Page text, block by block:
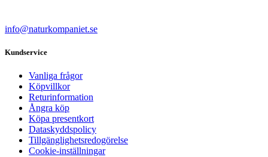
info@naturkompaniet.se
Kundservice
Vanliga frågor
Köpvillkor
Returinformation
Ångra köp
Köpa presentkort
Dataskyddspolicy
Tillgänglighetsredogörelse
Cookie-inställningar